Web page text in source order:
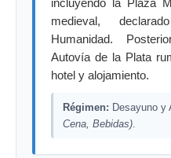
incluyendo la Plaza
medieval,
Humanidad.
Autovía de la Plata
hotel y alojamiento.
Régimen: Desayuno y
Cena, Bebidas)